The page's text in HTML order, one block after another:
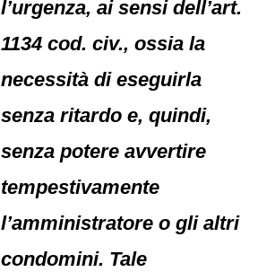
l’urgenza, ai sensi dell’art.
1134 cod. civ., ossia la
necessità di eseguirla
senza ritardo e, quindi,
senza potere avvertire
tempestivamente
l’amministratore o gli altri
condomini. Tale